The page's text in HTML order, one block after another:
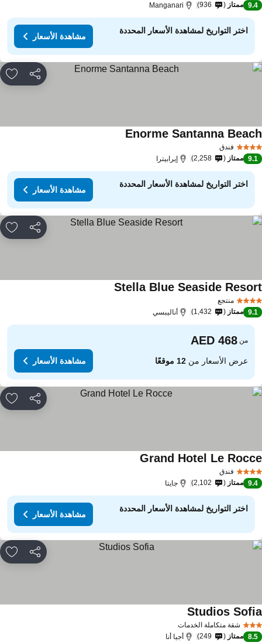
9.4 ممتاز 936
Manganari
اختر التواريخ لمشاهدة الأسعار المحددة
مشاهدة الأسعار
مشاركة
فندق
Enorme Santanna
9.1 ممتاز 2,258 إيرابيترا
اختر التواريخ لمشاهدة الأسعار المحددة
مشاهدة الأسعار
مشاركة
منتجع
Stella Blue Seaside
9.1 ممتاز 1,432 أناليبسي
من
عرض الأسعار من12 موقعًا مشاهدة الأسعار
مشاركة
فندق
Grand Hotel Le
9.4 ممتاز 2,102 جايتا
اختر التواريخ لمشاهدة الأسعار المحددة
مشاهدة الأسعار
مشاركة
شقة متكاملة الخدمات
Studios
8.5 ممتاز 249 أجيا أنا